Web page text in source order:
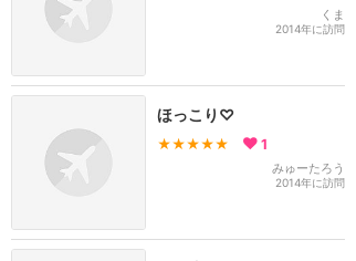
くま
2014年に訪問
ほっこり♡
★★★★★ 1
みゅーたろう
2014年に訪問